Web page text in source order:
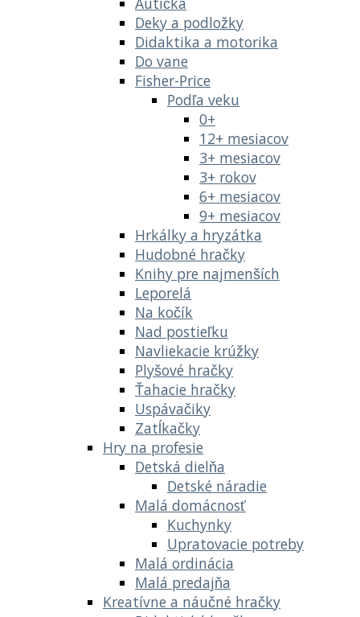
Deky a podložky
Didaktika a motorika
Do vane
Fisher-Price
Podľa veku
0+
12+ mesiacov
3+ mesiacov
3+ rokov
6+ mesiacov
9+ mesiacov
Hrkálky a hryzátka
Hudobné hračky
Knihy pre najmenších
Leporelá
Na kočík
Nad postieľku
Navliekacie krúžky
Plyšové hračky
Ťahacie hračky
Uspávačiky
Zatĺkačky
Hry na profesie
Detská dielňa
Detské náradie
Malá domácnosť
Kuchynky
Upratovacie potreby
Malá ordinácia
Malá predajňa
Kreatívne a náučné hračky